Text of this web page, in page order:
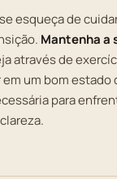
esqueça de
Mantenha a
através de
um bom estado
para